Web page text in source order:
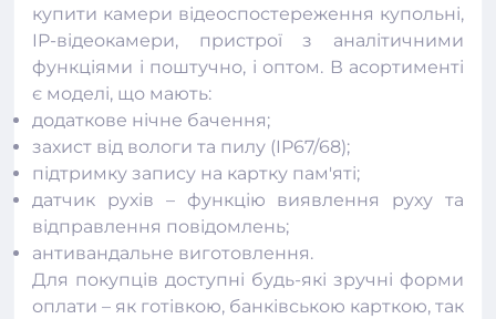
купити камери відеоспостереження купольні,
IP-відеокамери, пристрої з аналітичними
функціями і поштучно, і оптом. В асортименті
є моделі, що мають:
додаткове нічне бачення;
захист від вологи та пилу (IP67/68);
підтримку запису на картку пам'яті;
датчик рухів – функцію виявлення руху та
відправлення повідомлень;
антивандальне виготовлення.
Для покупців доступні будь-які зручні форми
оплати – як готівкою, банківською карткою, так